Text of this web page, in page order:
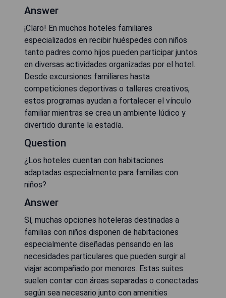
Answer
¡Claro! En muchos hoteles familiares
especializados en recibir huéspedes con niños
tanto padres como hijos pueden participar juntos
en diversas actividades organizadas por el hotel.
Desde excursiones familiares hasta
competiciones deportivas o talleres creativos,
estos programas ayudan a fortalecer el vínculo
familiar mientras se crea un ambiente lúdico y
divertido durante la estadía.
Question
¿Los hoteles cuentan con habitaciones
adaptadas especialmente para familias con
niños?
Answer
Sí, muchas opciones hoteleras destinadas a
familias con niños disponen de habitaciones
especialmente diseñadas pensando en las
necesidades particulares que pueden surgir al
viajar acompañado por menores. Estas suites
suelen contar con áreas separadas o conectadas
según sea necesario junto con amenities